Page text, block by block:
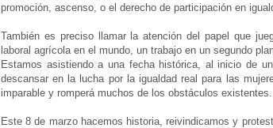
promoción, ascenso, o el derecho de participación en
También es preciso llamar la atención del papel que
laboral agrícola en el mundo, un trabajo en un segundo
Estamos asistiendo a una fecha histórica, al inicio de
descansar en la lucha por la igualdad real para las
imparable y romperá muchos de los obstáculos existentes.
Este 8 de marzo hacemos historia, reivindicamos y